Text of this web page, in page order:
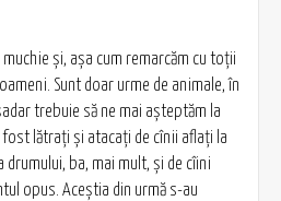
și, așa cum remarcăm cu toții
Sunt doar urme de animale, în
trebuie să ne mai așteptăm la
lătrați și atacați de cînii aflați la
ba, mai mult, și de cîini
opus. Aceștia din urmă s-au